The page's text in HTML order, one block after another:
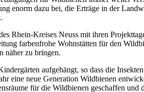
enorm dazu bei, die Erträge in der
Rhein-Kreises Neuss mit ihren
farbenfrohe Wohnstätten für den
näher zu bringen.
aufgehängt, so dass die
eine neue Generation Wildbienen
für die Wildbienen geschaffen